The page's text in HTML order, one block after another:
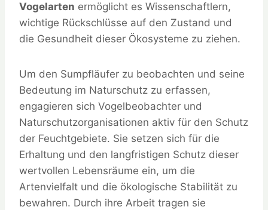
Vogelarten ermöglicht es Wissenschaftlern,
wichtige Rückschlüsse auf den Zustand und
die Gesundheit dieser Ökosysteme zu ziehen.
Um den Sumpfläufer zu beobachten und seine
Bedeutung im Naturschutz zu erfassen,
engagieren sich Vogelbeobachter und
Naturschutzorganisationen aktiv für den Schutz
der Feuchtgebiete. Sie setzen sich für die
Erhaltung und den langfristigen Schutz dieser
wertvollen Lebensräume ein, um die
Artenvielfalt und die ökologische Stabilität zu
bewahren. Durch ihre Arbeit tragen sie